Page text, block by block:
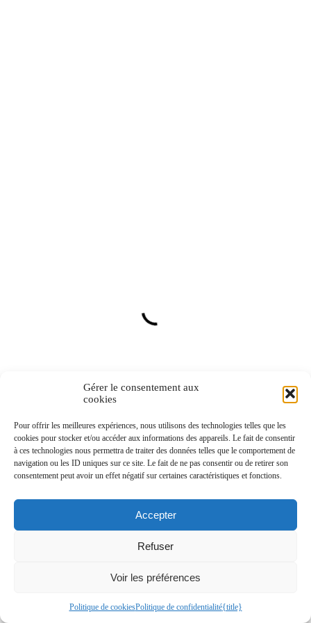
Gérer le consentement aux
cookies
Pour offrir les meilleures expériences, nous utilisons des technologies telles que les
cookies pour stocker et/ou accéder aux informations des appareils. Le fait de consentir
à ces technologies nous permettra de traiter des données telles que le comportement de
navigation ou les ID uniques sur ce site. Le fait de ne pas consentir ou de retirer son
consentement peut avoir un effet négatif sur certaines caractéristiques et fonctions.
Accepter
Refuser
Voir les préférences
Politique de cookiesPolitique de confidentialité{title}